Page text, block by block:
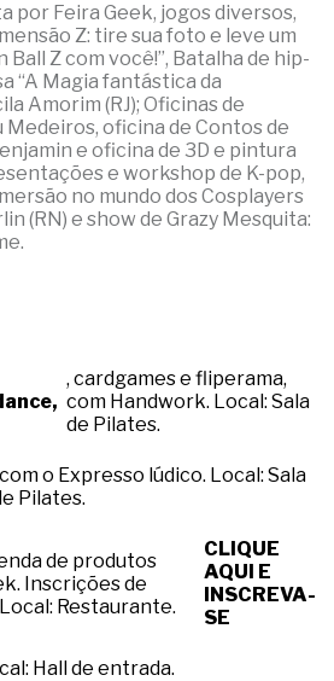
por Feira Geek, jogos diversos,
Z: tire sua foto e leve um
Z com você!”, Batalha de hip-
“A Magia fantástica da
Amorim (RJ); Oficinas de
oficina de Contos de
e oficina de 3D e pintura
e workshop de K-pop,
no mundo dos Cosplayers
(RN) e show de Grazy Mesquita:
, cardgames e fliperama,
com Handwork. Local: Sala
de Pilates.
o Expresso lúdico. Local: Sala
Pilates.
de produtos
Inscrições de
Restaurante.
CLIQUE
AQUI E
INSCREVA-
SE
Hall de entrada.